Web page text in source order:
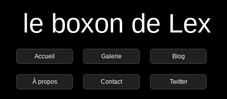
le boxon de Lex
Accueil Galerie Blog
À propos Contact Twitter